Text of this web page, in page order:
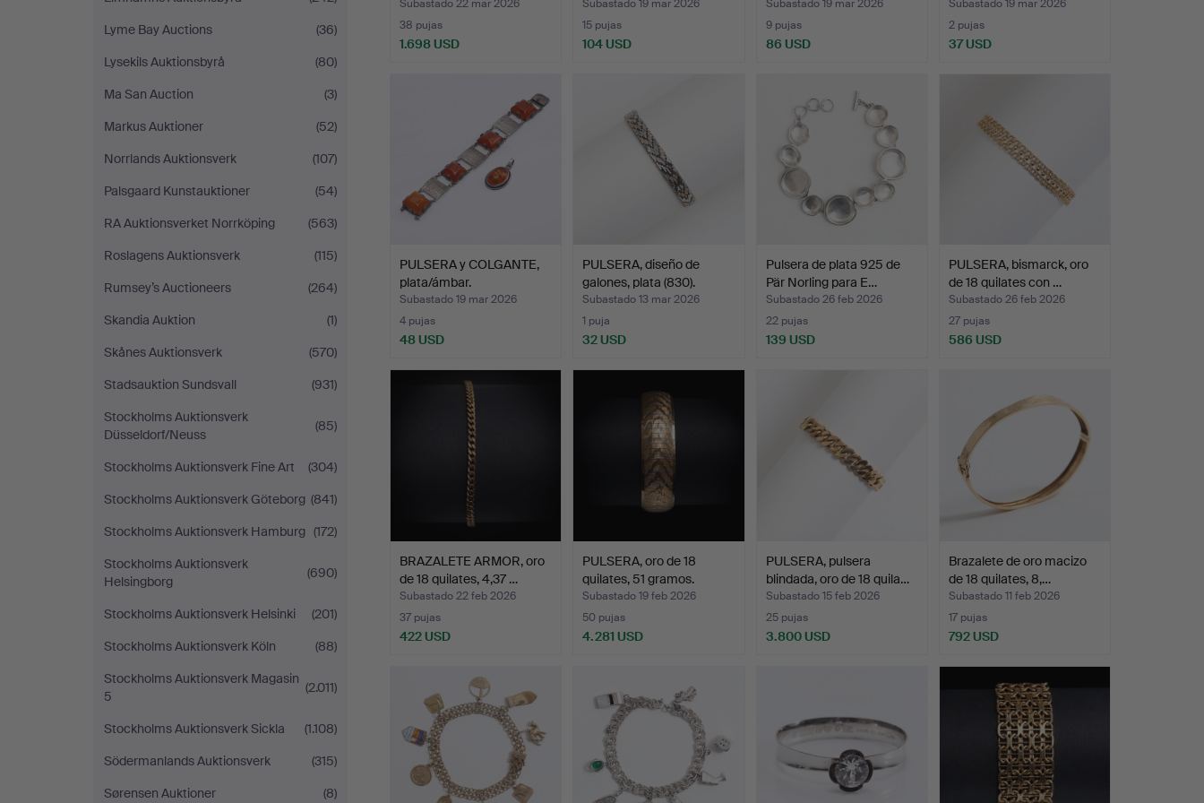
Lyme Bay Auctions
(36)
Lysekils Auktionsbyrå
(80)
Ma San Auction
(3)
Markus Auktioner
(52)
Norrlands Auktionsverk
(107)
Palsgaard Kunstauktioner
(54)
RA Auktionsverket Norrköping
(563)
Roslagens Auktionsverk
(115)
Rumsey’s Auctioneers
(264)
Skandia Auktion
(1)
Skånes Auktionsverk
(570)
Stadsauktion Sundsvall
(931)
Stockholms Auktionsverk
Düsseldorf/Neuss
(85)
Stockholms Auktionsverk Fine Art
(304)
Stockholms Auktionsverk Göteborg (841)
Stockholms Auktionsverk Hamburg (172)
Stockholms Auktionsverk
Helsingborg
(690)
Stockholms Auktionsverk Helsinki
(201)
Stockholms Auktionsverk Köln
(88)
Stockholms Auktionsverk Magasin
5
(2.011)
Stockholms Auktionsverk Sickla
(1.108)
Södermanlands Auktionsverk
(315)
Sørensen Auktioner
(8)
Subastado 22 mar 2026
38 pujas
1.698 USD
Subastado 19 mar 2026
15 pujas
104 USD
Subastado 19 mar 2026
9 pujas
86 USD
Subastado 19 mar 2026
2 pujas
37 USD
PULSERA y COLGANTE,
plata/ámbar.
Subastado 19 mar 2026
4 pujas
48 USD
PULSERA, diseño de
galones, plata (830).
Subastado 13 mar 2026
1 puja
32 USD
Pulsera de plata 925 de
Pär Norling para E…
Subastado 26 feb 2026
22 pujas
139 USD
PULSERA, bismarck, oro
de 18 quilates con …
Subastado 26 feb 2026
27 pujas
586 USD
BRAZALETE ARMOR, oro
de 18 quilates, 4,37 …
Subastado 22 feb 2026
37 pujas
422 USD
PULSERA, oro de 18
quilates, 51 gramos.
Subastado 19 feb 2026
50 pujas
4.281 USD
PULSERA, pulsera
blindada, oro de 18 quila…
Subastado 15 feb 2026
25 pujas
3.800 USD
Brazalete de oro macizo
de 18 quilates, 8,…
Subastado 11 feb 2026
17 pujas
792 USD